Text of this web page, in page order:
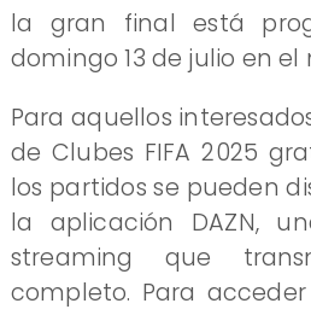
la gran final está
domingo 13 de julio en
Para aquellos
de Clubes FIFA 2025
los partidos se pueden
la aplicación DAZN,
streaming que
completo. Para